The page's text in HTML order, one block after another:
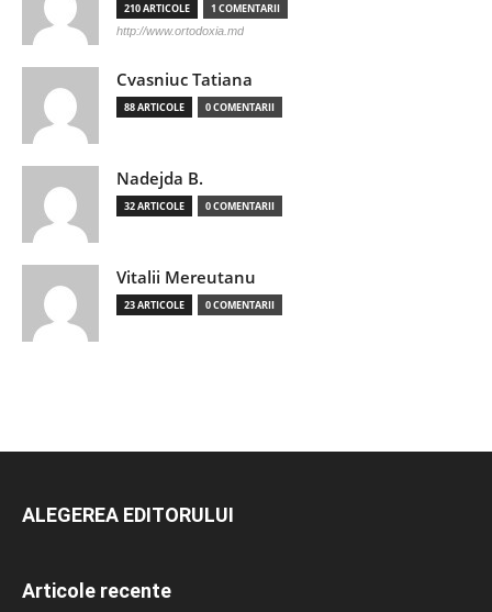
210 ARTICOLE 1 COMENTARII
http://www.ortodoxia.md
Cvasniuc Tatiana
88 ARTICOLE 0 COMENTARII
Nadejda B.
32 ARTICOLE 0 COMENTARII
Vitalii Mereutanu
23 ARTICOLE 0 COMENTARII
ALEGEREA EDITORULUI
Articole recente